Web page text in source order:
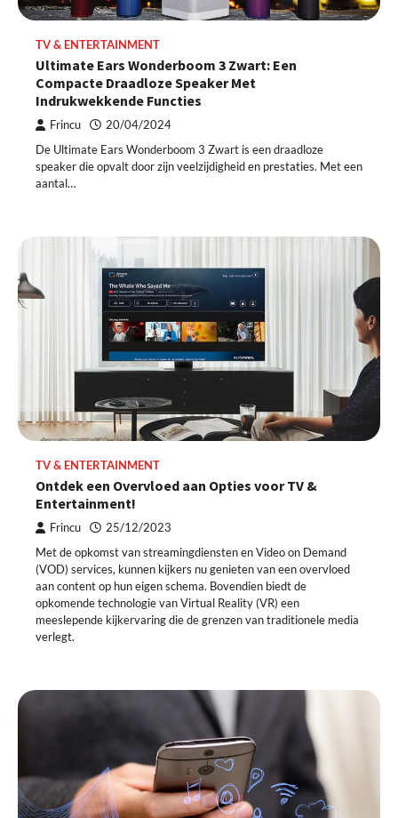
TV & ENTERTAINMENT
Ultimate Ears Wonderboom 3 Zwart: Een
Compacte Draadloze Speaker Met
Indrukwekkende Functies
Frincu 20/04/2024
De Ultimate Ears Wonderboom 3 Zwart is een draadloze
speaker die opvalt door zijn veelzijdigheid en prestaties. Met een
aantal…
TV & ENTERTAINMENT
Ontdek een Overvloed aan Opties voor TV &
Entertainment!
Frincu 25/12/2023
Met de opkomst van streamingdiensten en Video on Demand
(VOD) services, kunnen kijkers nu genieten van een overvloed
aan content op hun eigen schema. Bovendien biedt de
opkomende technologie van Virtual Reality (VR) een
meeslepende kijkervaring die de grenzen van traditionele media
verlegt.